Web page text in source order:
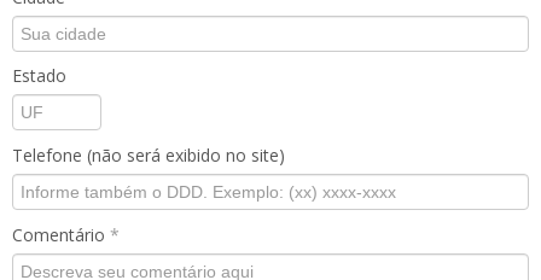
Estado
Telefone (não será exibido no site)
Comentário *